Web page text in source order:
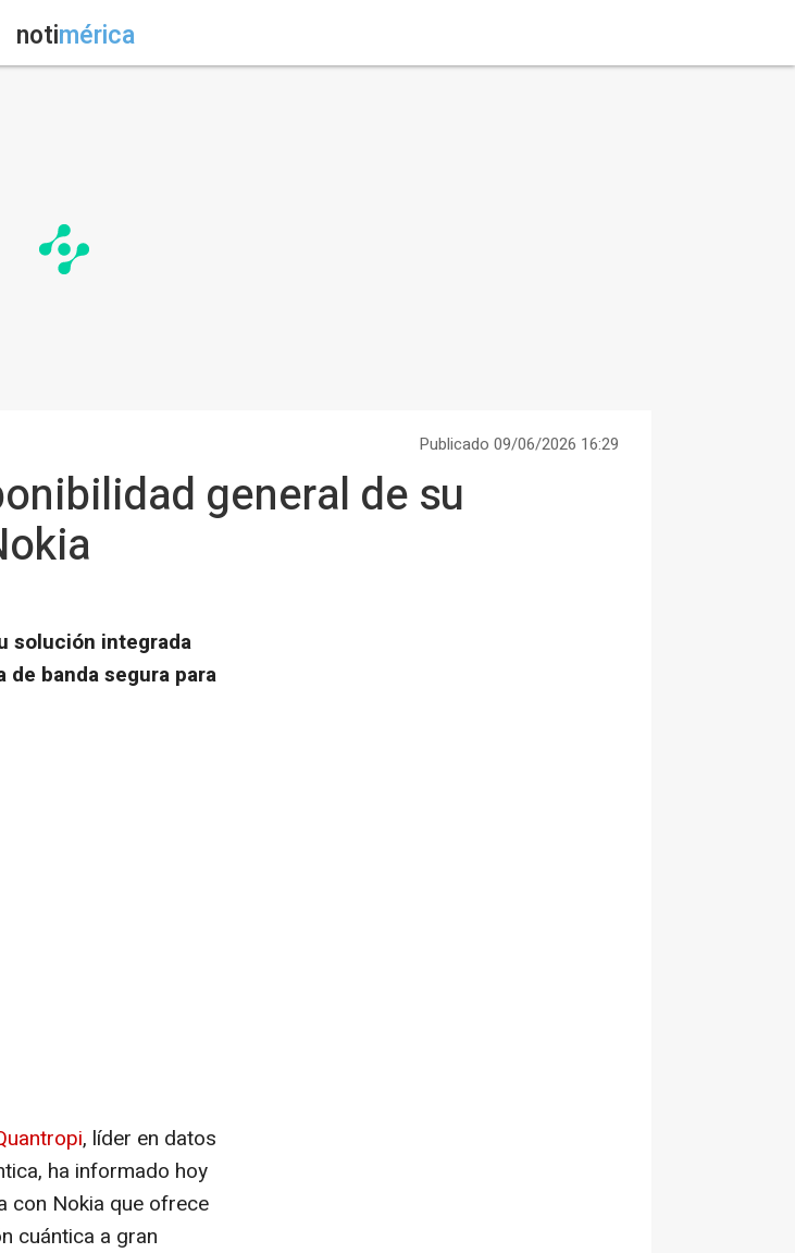
notimérica
Publicado 09/06/2026 16:29
general de su
solución integrada
banda segura para
, líder en datos
ha informado hoy
con Nokia que ofrece
cuántica a gran